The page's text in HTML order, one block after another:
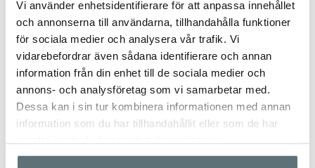
Vi använder enhetsidentifierare för att anpassa innehållet
och annonserna till användarna, tillhandahålla funktioner
för sociala medier och analysera vår trafik. Vi
vidarebefordrar även sådana identifierare och annan
information från din enhet till de sociala medier och
annons- och analysföretag som vi samarbetar med.
Dessa kan i sin tur kombinera informationen med annan
information som du har tillhandahållit eller som de har